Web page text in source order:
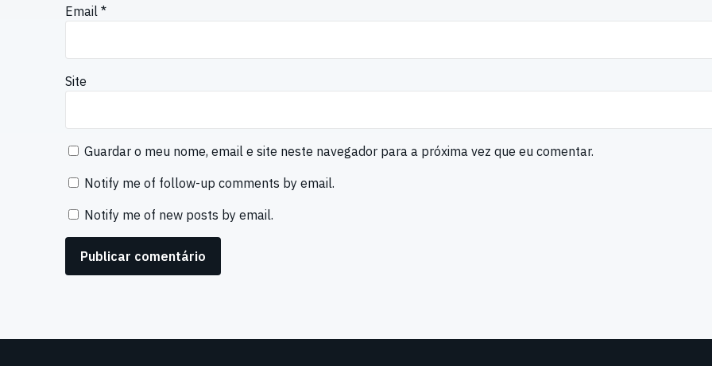
Email *
Site
Guardar o meu nome, email e site neste navegador para a próxima vez que eu comentar.
Notify me of follow-up comments by email.
Notify me of new posts by email.